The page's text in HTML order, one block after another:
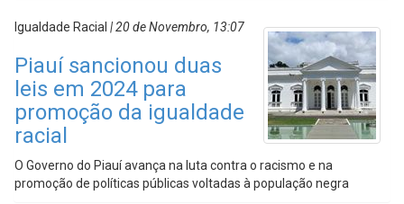
Igualdade Racial | 20 de Novembro, 13:07
Piauí sancionou duas
leis em 2024 para
promoção da igualdade
racial
O Governo do Piauí avança na luta contra o racismo e na
promoção de políticas públicas voltadas à população negra